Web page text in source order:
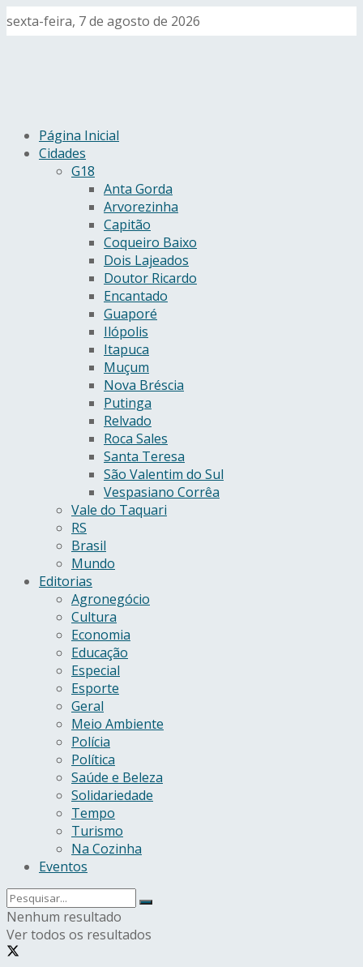
sexta-feira, 7 de agosto de 2026
Página Inicial
Cidades
G18
Anta Gorda
Arvorezinha
Capitão
Coqueiro Baixo
Dois Lajeados
Doutor Ricardo
Encantado
Guaporé
Ilópolis
Itapuca
Muçum
Nova Bréscia
Putinga
Relvado
Roca Sales
Santa Teresa
São Valentim do Sul
Vespasiano Corrêa
Vale do Taquari
RS
Brasil
Mundo
Editorias
Agronegócio
Cultura
Economia
Educação
Especial
Esporte
Geral
Meio Ambiente
Polícia
Política
Saúde e Beleza
Solidariedade
Tempo
Turismo
Na Cozinha
Eventos
Nenhum resultado
Ver todos os resultados